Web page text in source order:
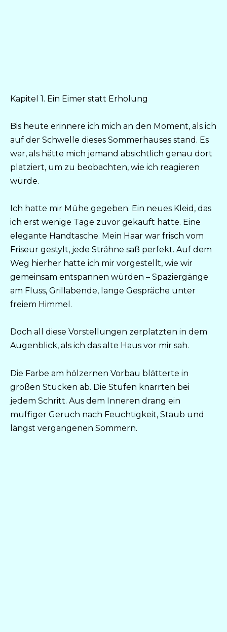
Kapitel 1. Ein Eimer statt Erholung
Bis heute erinnere ich mich an den Moment, als ich
auf der Schwelle dieses Sommerhauses stand. Es
war, als hätte mich jemand absichtlich genau dort
platziert, um zu beobachten, wie ich reagieren
würde.
Ich hatte mir Mühe gegeben. Ein neues Kleid, das
ich erst wenige Tage zuvor gekauft hatte. Eine
elegante Handtasche. Mein Haar war frisch vom
Friseur gestylt, jede Strähne saß perfekt. Auf dem
Weg hierher hatte ich mir vorgestellt, wie wir
gemeinsam entspannen würden – Spaziergänge
am Fluss, Grillabende, lange Gespräche unter
freiem Himmel.
Doch all diese Vorstellungen zerplatzten in dem
Augenblick, als ich das alte Haus vor mir sah.
Die Farbe am hölzernen Vorbau blätterte in
großen Stücken ab. Die Stufen knarrten bei
jedem Schritt. Aus dem Inneren drang ein
muffiger Geruch nach Feuchtigkeit, Staub und
längst vergangenen Sommern.